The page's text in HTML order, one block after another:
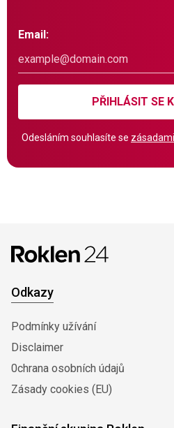
Email:
PŘIHLÁSIT SE
Odesláním souhlasíte se
Odkazy
Podmínky užívání
Disclaimer
0chrana osobních údajů
Zásady cookies (EU)